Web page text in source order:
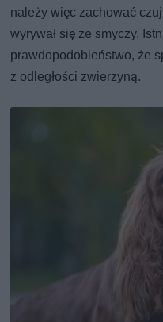
należy więc zachować
wyrywał się ze smyczy.
prawdopodobieństwo, że
z odległości zwierzyną.